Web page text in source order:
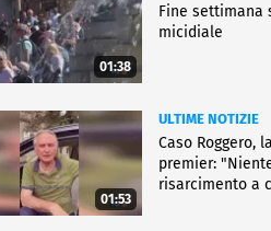
01:38
Fine settimana
micidiale
01:53
ULTIME NOTIZIE
Caso Roggero, la
premier:
risarcimento a